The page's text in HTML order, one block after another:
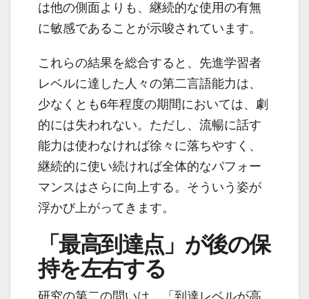
は他の側面よりも、継続的な使用の有無
に敏感であることが示唆されています。
これらの結果を総合すると、先進学習者
レベルに達した人々の第二言語能力は、
少なくとも6年程度の期間においては、劇
的には失われない。ただし、流暢に話す
能力は使わなければ徐々に落ちやすく、
継続的に使い続ければ全体的なパフォー
マンスはさらに向上する。そういう姿が
浮かび上がってきます。
「最高到達点」が後の保
持を左右する
研究の第二の問いは、「到達レベルが高